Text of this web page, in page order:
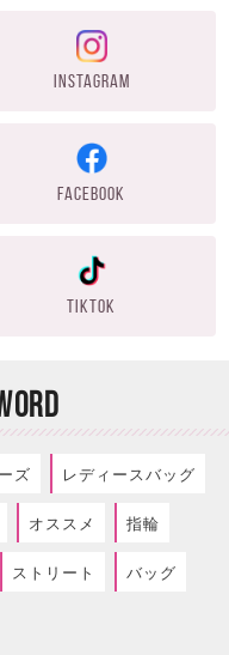
INSTAGRAM
FACEBOOK
TIKTOK
ズ レディースバッグ
オススメ 指輪
ストリート バッグ